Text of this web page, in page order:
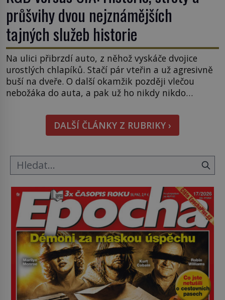
průšvihy dvou nejznámějších
tajných služeb historie
Na ulici přibrzdí auto, z něhož vyskáče dvojice
urostlých chlapíků. Stačí pár vteřin a už agresivně
buší na dveře. O další okamžik později vlečou
nebožáka do auta, a pak už ho nikdy nikdo
Jako sourozenci, kteří si nemohou přijít na jméno.
Neustále se předhání v plánování sabotáží, […]
DALŠÍ ČLÁNKY Z RUBRIKY ›